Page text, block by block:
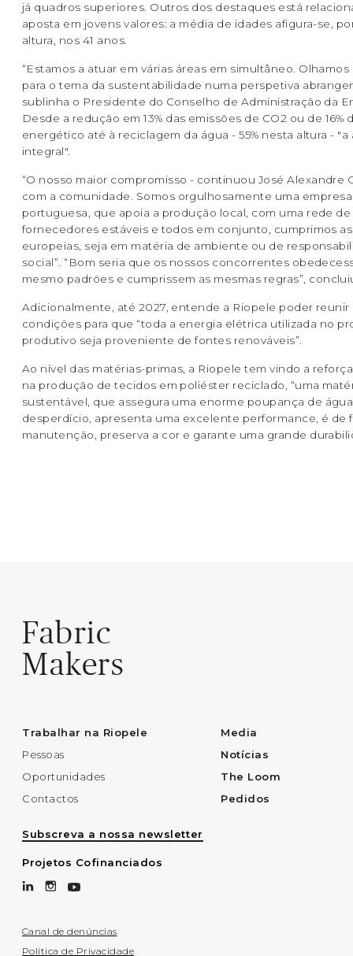
já quadros superiores. Outros dos destaques está
aposta em jovens valores: a média de idades afigura-se,
altura, nos 41 anos.
“Estamos a atuar em várias áreas em simultâneo.
para o tema da sustentabilidade numa perspetiva
sublinha o Presidente do Conselho de Administração da
Desde a redução em 13% das emissões de CO2 ou de 16%
energético até à reciclagem da água - 55% nesta altura - "a
integral".
“O nosso maior compromisso - continuou José Alexandre
com a comunidade. Somos orgulhosamente uma empresa
portuguesa, que apoia a produção local, com uma rede de
fornecedores estáveis e todos em conjunto, cumprimos
europeias, seja em matéria de ambiente ou de
social”. “Bom seria que os nossos concorrentes
mesmo padrões e cumprissem as mesmas regras”,
Adicionalmente, até 2027, entende a Riopele poder reunir
condições para que “toda a energia elétrica utilizada no
produtivo seja proveniente de fontes renováveis”.
Ao nível das matérias-primas, a Riopele tem vindo a
na produção de tecidos em poliéster reciclado, “uma
sustentável, que assegura uma enorme poupança de
desperdício, apresenta uma excelente performance, é de
manutenção, preserva a cor e garante uma grande
Fabric
Makers
Trabalhar na Riopele
Pessoas
Oportunidades
Contactos
Media
Notícias
The Loom
Pedidos
Subscreva a nossa newsletter
Projetos Cofinanciados
Canal de denúncias
Política de Privacidade